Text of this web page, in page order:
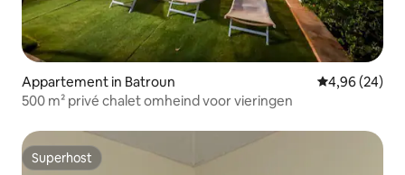
Appartement in Batroun Gemiddelde
4,96 (24)
500 m² privé chalet omheind voor vieringen
Superhost
Superhost